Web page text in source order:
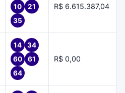
10
21
35
R$ 6.615.387,04
14
34
60
61
64
R$ 0,00